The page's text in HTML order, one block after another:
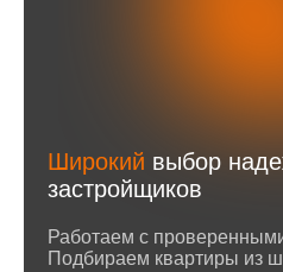
Широкий выбор
застройщиков
Работаем с
Подбираем квартиры из